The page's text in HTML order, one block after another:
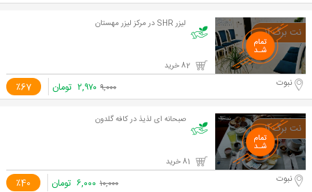
لیزر SHR در مرکز لیزر مهستان
٪67 نبوت ۹,۰۰۰ ۲,۹۷۰ تومان
صبحانه ای لذیذ در کافه گلدون
٪40 نبوت ۱۰,۰۰۰ ۶,۰۰۰ تومان